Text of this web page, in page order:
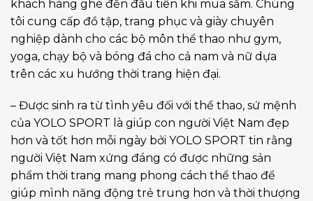
khách hàng ghé đến đầu tiên khi mua sắm. Chúng
tôi cung cấp đồ tập, trang phục và giày chuyên
nghiệp dành cho các bộ môn thể thao như gym,
yoga, chạy bộ và bóng đá cho cả nam và nữ dựa
trên các xu hướng thời trang hiện đại.
– Được sinh ra từ tình yêu đối với thể thao, sứ mệnh
của YOLO SPORT là giúp con người Việt Nam đẹp
hơn và tốt hơn mỗi ngày bởi YOLO SPORT tin rằng
người Việt Nam xứng đáng có được những sản
phẩm thời trang mang phong cách thể thao để
giúp mình năng động trẻ trung hơn và thời thượng